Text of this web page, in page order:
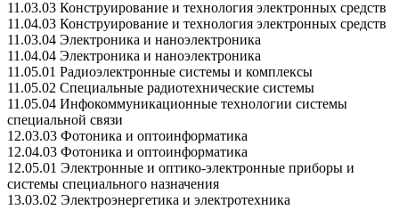
11.03.03 Конструирование и технология электронных средств
11.04.03 Конструирование и технология электронных средств
11.03.04 Электроника и наноэлектроника
11.04.04 Электроника и наноэлектроника
11.05.01 Радиоэлектронные системы и комплексы
11.05.02 Специальные радиотехнические системы
11.05.04 Инфокоммуникационные технологии системы
специальной связи
12.03.03 Фотоника и оптоинформатика
12.04.03 Фотоника и оптоинформатика
12.05.01 Электронные и оптико-электронные приборы и
системы специального назначения
13.03.02 Электроэнергетика и электротехника